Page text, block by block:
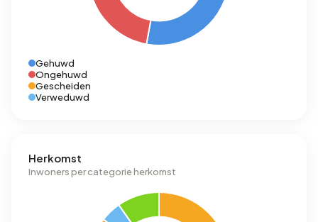
Gehuwd
Ongehuwd
Gescheiden
Verweduwd
Herkomst
Inwoners per categorie herkomst